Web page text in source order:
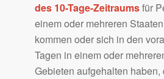
des 10-Tage-Zeitraumsfür
einem oder mehreren
kommen oder sich in den
Tagen in einem oder
Gebieten aufgehalten haben,